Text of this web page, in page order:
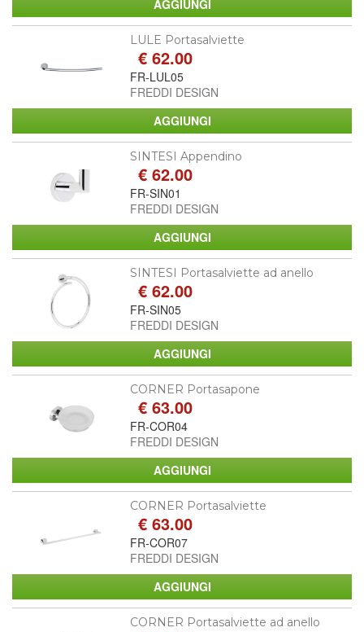
LULE Portasalviette
€ 62.00
FR-LUL05
FREDDI DESIGN
SINTESI Appendino
€ 62.00
FR-SIN01
FREDDI DESIGN
SINTESI Portasalviette ad anello
€ 62.00
FR-SIN05
FREDDI DESIGN
CORNER Portasapone
€ 63.00
FR-COR04
FREDDI DESIGN
CORNER Portasalviette
€ 63.00
FR-COR07
FREDDI DESIGN
CORNER Portasalviette ad anello